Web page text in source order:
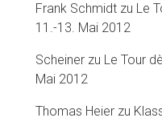
Frank Schmidt zu Le
11.-13. Mai 2012
Scheiner zu Le Tour
Mai 2012
Thomas Heier zu